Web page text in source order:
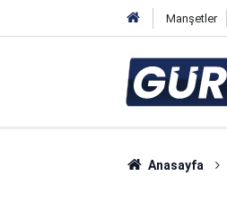
Manşetler
Anasayfa